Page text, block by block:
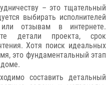
– это тщательный
выбирать исполнителей
отзывам в интернете.
детали проекта, срок
Хотя поиск идеальных
это фундаментальный этап
составить детальный